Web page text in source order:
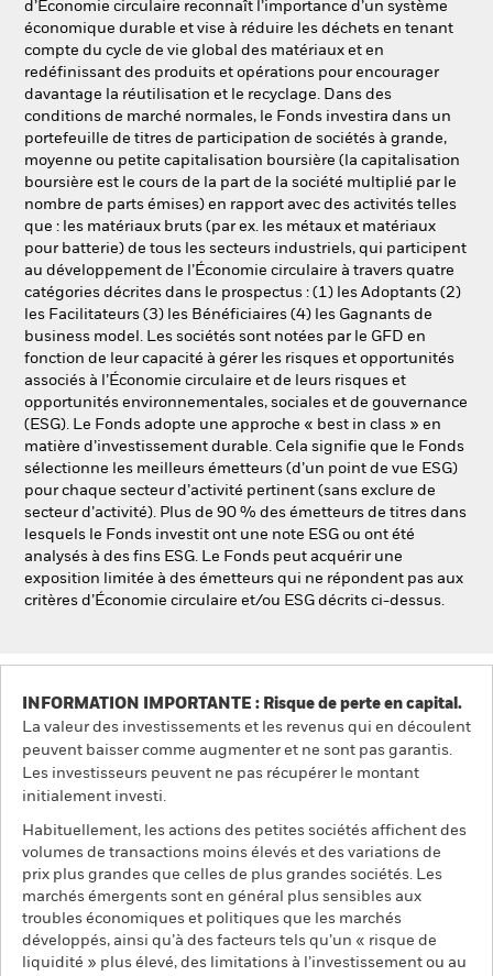
Notre société
d’Économie circulaire reconnaît l’importance d’un système
économique durable et vise à réduire les déchets en tenant
compte du cycle de vie global des matériaux et en
redéfinissant des produits et opérations pour encourager
davantage la réutilisation et le recyclage. Dans des
conditions de marché normales, le Fonds investira dans un
portefeuille de titres de participation de sociétés à grande,
moyenne ou petite capitalisation boursière (la capitalisation
boursière est le cours de la part de la société multiplié par le
nombre de parts émises) en rapport avec des activités telles
que : les matériaux bruts (par ex. les métaux et matériaux
pour batterie) de tous les secteurs industriels, qui participent
au développement de l’Économie circulaire à travers quatre
catégories décrites dans le prospectus : (1) les Adoptants (2)
les Facilitateurs (3) les Bénéficiaires (4) les Gagnants de
business model. Les sociétés sont notées par le GFD en
fonction de leur capacité à gérer les risques et opportunités
associés à l’Économie circulaire et de leurs risques et
opportunités environnementales, sociales et de gouvernance
(ESG). Le Fonds adopte une approche « best in class » en
matière d’investissement durable. Cela signifie que le Fonds
sélectionne les meilleurs émetteurs (d’un point de vue ESG)
pour chaque secteur d’activité pertinent (sans exclure de
secteur d’activité). Plus de 90 % des émetteurs de titres dans
lesquels le Fonds investit ont une note ESG ou ont été
analysés à des fins ESG. Le Fonds peut acquérir une
exposition limitée à des émetteurs qui ne répondent pas aux
critères d’Économie circulaire et/ou ESG décrits ci-dessus.
INFORMATION IMPORTANTE : Risque de perte en capital.
La valeur des investissements et les revenus qui en découlent
peuvent baisser comme augmenter et ne sont pas garantis.
Les investisseurs peuvent ne pas récupérer le montant
initialement investi.
Habituellement, les actions des petites sociétés affichent des
volumes de transactions moins élevés et des variations de
prix plus grandes que celles de plus grandes sociétés. Les
marchés émergents sont en général plus sensibles aux
troubles économiques et politiques que les marchés
développés, ainsi qu’à des facteurs tels qu’un « risque de
liquidité » plus élevé, des limitations à l’investissement ou au